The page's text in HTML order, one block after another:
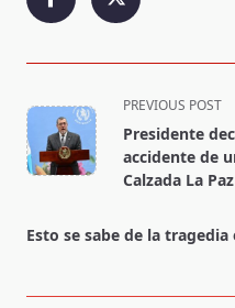
<span
class="nav-
subtitle
screen-
text">Page</span>
PREVIOUS POST
Presidente
accidente de
Calzada La Paz
Esto se sabe de la tragedia